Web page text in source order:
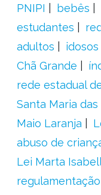
PNIPI
bebês
estudantes
adultos
idosos
Chã Grande
rede estadual
Santa Maria
Maio Laranja
abuso de
Lei Marta
regulamentação